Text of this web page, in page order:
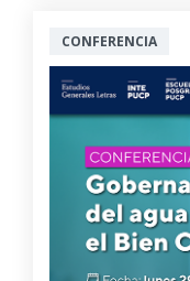
CONFERENCIA